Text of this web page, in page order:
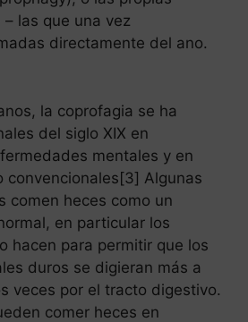
las que una vez
directamente del ano.
la coprofagia se ha
del siglo XIX en
mentales y en
convencionales[3] Algunas
comen heces como un
en particular los
hacen para permitir que los
duros se digieran más a
veces por el tracto digestivo.
comer heces en